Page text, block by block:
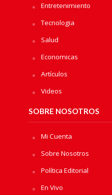
Entretenimiento
Tecnologia
Salud
Economicas
Artículos
Videos
SOBRE NOSOTROS
Mi Cuenta
Sobre Nosotros
Política Editorial
En Vivo